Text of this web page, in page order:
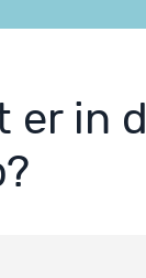
er in